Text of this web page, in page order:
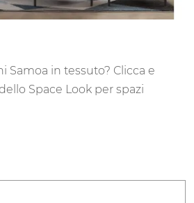
Samoa in tessuto? Clicca e
Space Look per spazi